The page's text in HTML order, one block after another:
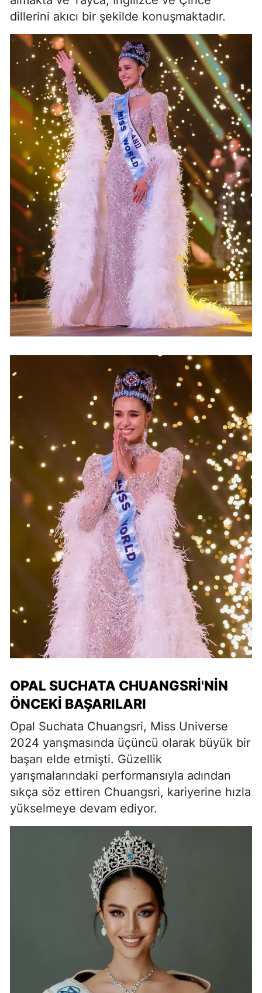
dillerini akıcı bir şekilde konuşmaktadır.
OPAL SUCHATA CHUANGSRI'NIN
ÖNCEKI BAŞARILARI
Opal Suchata Chuangsri, Miss Universe
2024 yarışmasında üçüncü olarak büyük bir
başarı elde etmişti. Güzellik
yarışmalarındaki performansıyla adından
sıkça söz ettiren Chuangsri, kariyerine hızla
yükselmeye devam ediyor.